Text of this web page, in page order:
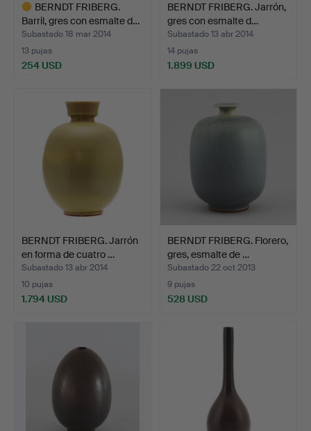
BERNDT FRIBERG.
Barril, gres con esmalte d…
Subastado 18 mar 2014
13 pujas
254 USD
seleccionado
BERNDT FRIBERG. Jarrón,
gres con esmalte d…
Subastado 13 abr 2014
14 pujas
1.899 USD
BERNDT FRIBERG. Jarrón
en forma de cuatro …
Subastado 13 abr 2014
10 pujas
1.794 USD
BERNDT FRIBERG. Florero,
gres, esmalte de …
Subastado 22 oct 2013
9 pujas
528 USD